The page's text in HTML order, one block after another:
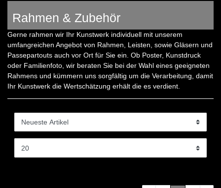
Rahmen & Zubehör
Gerne rahmen wir Ihr Kunstwerk individuell mit unserem
umfangreichen Angebot von Rahmen, Leisten, sowie Gläsern und
Passepartouts auch vor Ort für Sie ein. Ob Poster, Kunstdruck
oder Familienfoto, wir beraten Sie bei der Wahl eines geeigneten
Rahmens und kümmern uns sorgfältig um die Verarbeitung, damit
Ihr Kunstwerk die Wertschätzung erhält die es verdient.